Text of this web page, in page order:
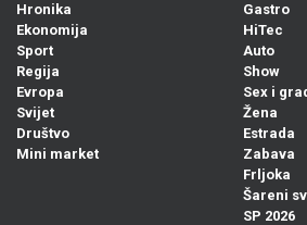
Hronika
Ekonomija
Sport
Regija
Evropa
Svijet
Društvo
Mini market
Gastro
HiTec
Auto
Show
Sex i
Žena
Estrada
Zabava
Frljoka
Šareni
SP 2026